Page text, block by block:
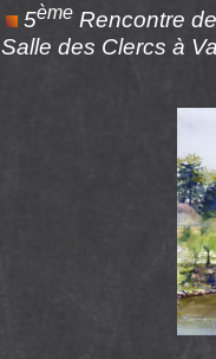
5ème Rencontre
Salle des Clercs à